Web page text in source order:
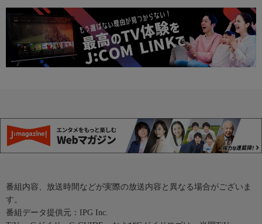
番組内容、放送時間などが実際の放送内容と異なる場合がございま
す。
番組データ提供元：IPG Inc.